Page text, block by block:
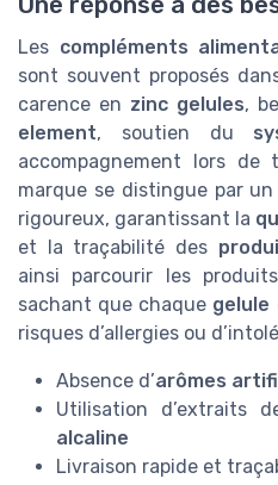
Les compléments
sont souvent proposés
carence en zinc gelules,
element, soutien du
accompagnement lors de
marque se distingue par un
rigoureux, garantissant la
et la traçabilité des
ainsi parcourir les
sachant que chaque gelule
risques d’allergies ou
Absence d’arômes
Utilisation d’extraits
alcaline
Livraison rapide et